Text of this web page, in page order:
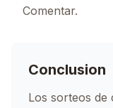
Comentar.
Conclusion
Los sorteos de